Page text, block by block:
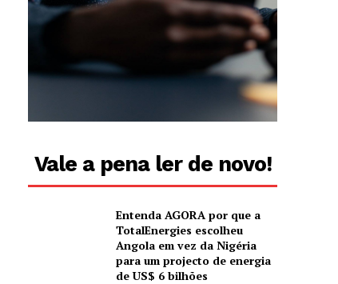
Vale a pena ler de novo!
Entenda AGORA por que a
TotalEnergies escolheu
Angola em vez da Nigéria
para um projecto de energia
de US$ 6 bilhões